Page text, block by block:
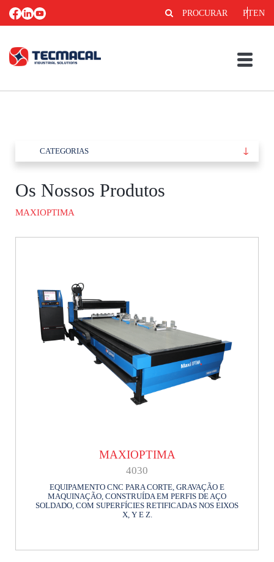
EN
PT
PROCURAR
CATEGORIAS
Os Nossos Produtos
MAXIOPTIMA
MAXIOPTIMA
4030
EQUIPAMENTO CNC PARA CORTE, GRAVAÇÃO E
MAQUINAÇÃO, CONSTRUÍDA EM PERFIS DE AÇO
SOLDADO, COM SUPERFÍCIES RETIFICADAS NOS EIXOS
X, Y E Z.